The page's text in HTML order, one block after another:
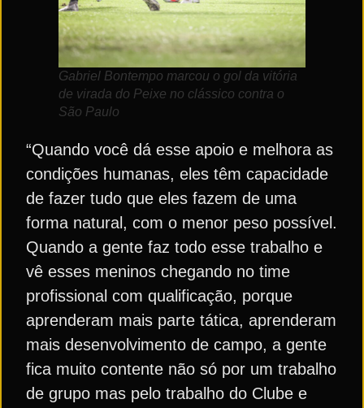
Gabriel Bontempo marcou o gol da vitória
de virada do Peixe no clássico contra o
São Paulo
“Quando você dá esse apoio e melhora as
condições humanas, eles têm capacidade
de fazer tudo que eles fazem de uma
forma natural, com o menor peso possível.
Quando a gente faz todo esse trabalho e
vê esses meninos chegando no time
profissional com qualificação, porque
aprenderam mais parte tática, aprenderam
mais desenvolvimento de campo, a gente
fica muito contente não só por um trabalho
de grupo mas pelo trabalho do Clube e